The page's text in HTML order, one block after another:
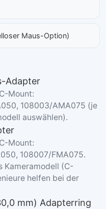
Maus-Option)
Adapter
Mount:
108003/AMA075 (je
auswählen).
Mount:
108007/FMA075.
Kameramodell (C-
helfen bei der
mm) Adapterring